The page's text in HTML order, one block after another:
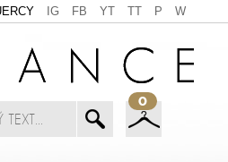
IG FB YT TT P W
0